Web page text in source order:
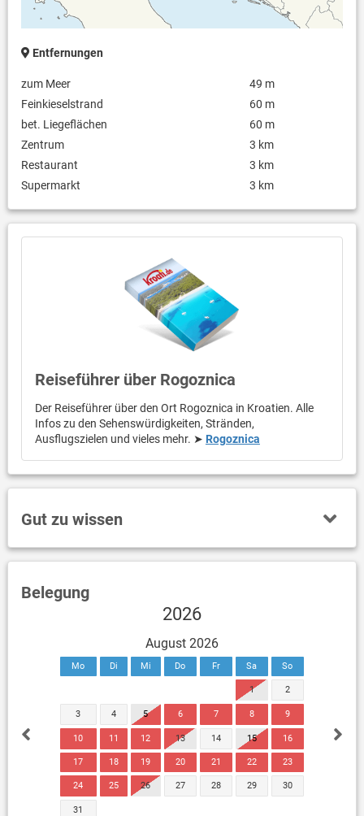
Entfernungen
zum Meer
49 m
Feinkieselstrand
60 m
bet. Liegeflächen
60 m
Zentrum
3 km
Restaurant
3 km
Supermarkt
3 km
Reiseführer über Rogoznica
Der Reiseführer über den Ort Rogoznica in Kroatien. Alle
Infos zu den Sehenswürdigkeiten, Stränden,
Ausflugszielen und vieles mehr. ➤ Rogoznica
Gut zu wissen
Belegung
2026
August 2026
Mo Di Mi Do Fr Sa So
1 2
3 4 5 6 7 8 9
10 11 12 13 14 15 16
17 18 19 20 21 22 23
24 25 26 27 28 29 30
31